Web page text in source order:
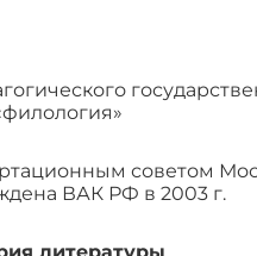
советом
ВАК РФ в 2003 г.